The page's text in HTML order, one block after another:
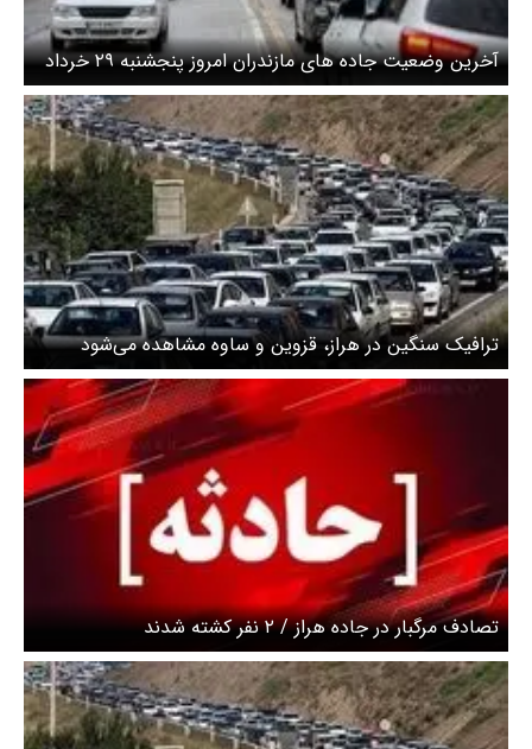
آخرین وضعیت جاده های مازندران امروز پنجشنبه ۲۹ خرداد
۱۴۰۴ / تردد روان در راههای مازندران
ترافیک سنگین در هراز، قزوین و ساوه مشاهده می‌شود
تصادف مرگبار در جاده هراز / ۲ نفر کشته شدند